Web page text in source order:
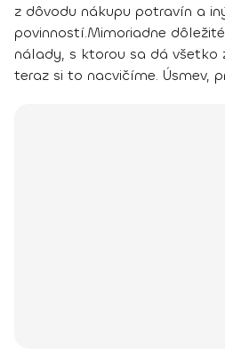
z dôvodu nákupu potravín a
povinností.Mimoriadne
nálady, s ktorou sa dá všetko
teraz si to nacvičíme. Úsmev,